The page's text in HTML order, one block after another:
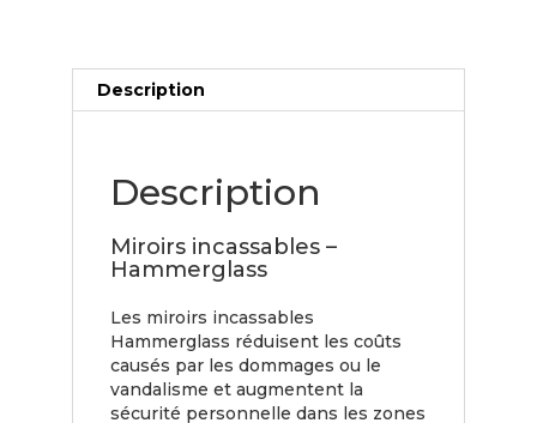
Description
Description
Miroirs incassables –
Hammerglass
Les miroirs incassables
Hammerglass réduisent les coûts
causés par les dommages ou le
vandalisme et augmentent la
sécurité personnelle dans les zones